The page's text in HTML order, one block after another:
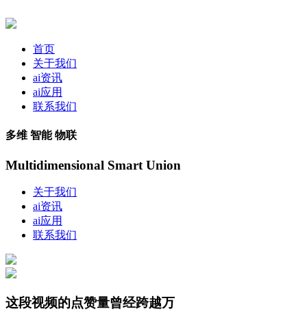
首页
关于我们
ai资讯
ai应用
联系我们
多维 智能 物联
Multidimensional Smart Union
关于我们
ai资讯
ai应用
联系我们
这段视频的点赞量曾经跨越万